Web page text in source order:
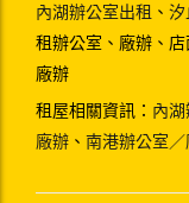
內湖辦公室出租 、 汐
租辦公室、廠辦、
廠辦
租屋相關資訊： 內
廠辦 、 南港辦公室／